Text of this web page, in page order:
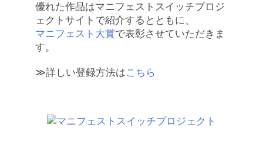
優れた作品はマニフェストスイッチプロジ
ェクトサイトで紹介するとともに、
マニフェスト大賞で表彰させていただきま
す。
≫詳しい登録方法はこちら